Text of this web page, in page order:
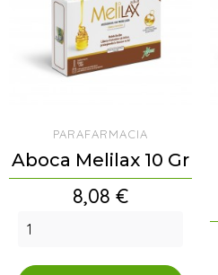
PARAFARMACIA
Aboca Melilax 10 Gr
Precio
8,08 €